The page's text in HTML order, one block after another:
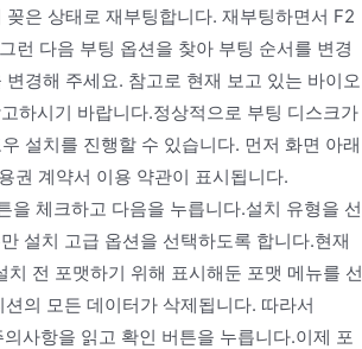
은 상태로 재부팅합니다. 재부팅하면서 F2
런 다음 부팅 옵션을 찾아 부팅 순서를 변경
경해 주세요. 참고로 현재 보고 있는 바이오
하시기 바랍니다.정상적으로 부팅 디스크가
설치를 진행할 수 있습니다. 먼저 화면 아래
권 계약서 이용 약관이 표시됩니다.
체크하고 다음을 누릅니다.설치 유형을 선
설치 고급 옵션을 선택하도록 합니다.현재
전 포맷하기 위해 표시해둔 포맷 메뉴를 선
의 모든 데이터가 삭제됩니다. 따라서
사항을 읽고 확인 버튼을 누릅니다.이제 포